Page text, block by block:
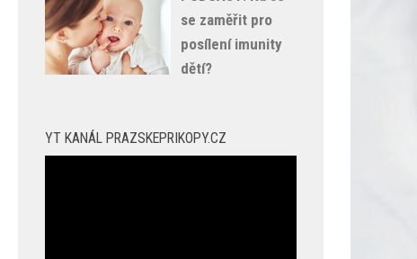
se zaměřit pro
posílení imunity
dětí?
YT KANÁL PRAZSKEPRIKOPY.CZ